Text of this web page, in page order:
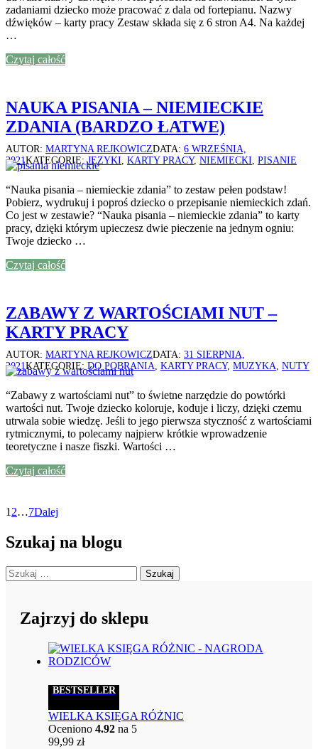
zadaniami dziecko może pracować z dala od fortepianu. Nazwy
dźwięków – karty pracy Zestaw składa się z 6 stron A4. Na każdej
…
Czytaj całość
NAUKA PISANIA – NIEMIECKIE
ZDANIA (BARDZO ŁATWE)
AUTOR: MARTYNA REJKOWICZDATA: 6 WRZEŚNIA,
2021KATEGORIE:JĘZYKI KARTY PRACY, NIEMIECKI PISANIE
“Nauka pisania – niemieckie zdania” to zestaw pełen podstaw!
Pobierz, wydrukuj i poproś dziecko o przepisanie niemieckich zdań.
Co jest w zestawie? “Nauka pisania – niemieckie zdania” to karty
pracy, dzięki którym upieczesz dwie pieczenie na jednym ogniu:
Twoje dziecko …
Czytaj całość
ZABAWY Z WARTOŚCIAMI NUT –
KARTY PRACY
AUTOR: MARTYNA REJKOWICZDATA: 31 SIERPNIA,
2021KATEGORIE: DO POBRANIA KARTY PRACY, MUZYKA NUTY
“Zabawy z wartościami nut” to świetne narzędzie do powtórki
wartości nut. Twoje dziecko koloruje, koduje i liczy, dzięki czemu
utrwala sobie wiedzę. Jeśli to jego pierwsza styczność z wartościami
rytmicznymi, to polecamy najpierw krótkie wprowadzenie
teoretyczne i nasze fiszki. Wartości …
Czytaj całość
Stronicowanie
wpisów
Strona
1 Strona
2…Strona
7Dalej
Szukaj na blogu
Szukaj:
Zajrzyj do sklepu
BESTSELLER
WIELKA KSIĘGA RÓŻNIC
Oceniono 4.92 na 5
99,99 zł